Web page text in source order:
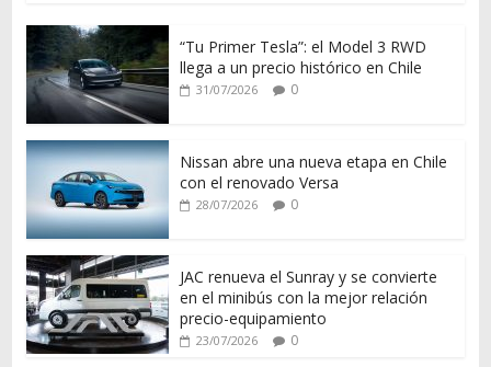
“Tu Primer Tesla”: el Model 3 RWD
llega a un precio histórico en Chile
31/07/2026 0
Nissan abre una nueva etapa en Chile
con el renovado Versa
28/07/2026 0
JAC renueva el Sunray y se convierte
en el minibús con la mejor relación
precio-equipamiento
23/07/2026 0